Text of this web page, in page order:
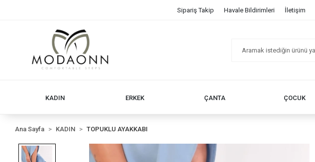
Sipariş Takip Havale Bildirimleri İletişim
KADIN ERKEK ÇANTA ÇOCUK
Ana Sayfa KADIN TOPUKLU AYAKKABI